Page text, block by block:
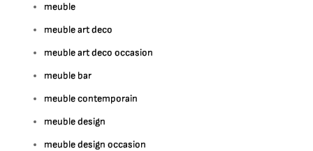
meuble
meuble art deco
meuble art deco occasion
meuble bar
meuble contemporain
meuble design
meuble design occasion